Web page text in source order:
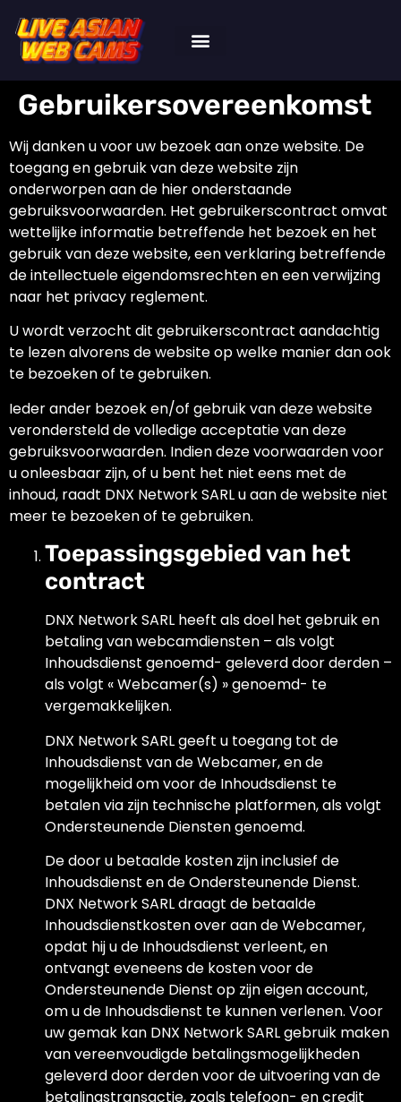
Gebruikersovereenkomst
Wij danken u voor uw bezoek aan onze website. De
toegang en gebruik van deze website zijn
onderworpen aan de hier onderstaande
gebruiksvoorwaarden. Het gebruikerscontract omvat
wettelijke informatie betreffende het bezoek en het
gebruik van deze website, een verklaring betreffende
de intellectuele eigendomsrechten en een verwijzing
naar het privacy reglement.
U wordt verzocht dit gebruikerscontract aandachtig
te lezen alvorens de website op welke manier dan ook
te bezoeken of te gebruiken.
Ieder ander bezoek en/of gebruik van deze website
verondersteld de volledige acceptatie van deze
gebruiksvoorwaarden. Indien deze voorwaarden voor
u onleesbaar zijn, of u bent het niet eens met de
inhoud, raadt DNX Network SARL u aan de website niet
meer te bezoeken of te gebruiken.
Toepassingsgebied van het
contract
DNX Network SARL heeft als doel het gebruik en
betaling van webcamdiensten – als volgt
Inhoudsdienst genoemd- geleverd door derden –
als volgt « Webcamer(s) » genoemd- te
vergemakkelijken.
DNX Network SARL geeft u toegang tot de
Inhoudsdienst van de Webcamer, en de
mogelijkheid om voor de Inhoudsdienst te
betalen via zijn technische platformen, als volgt
Ondersteunende Diensten genoemd.
De door u betaalde kosten zijn inclusief de
Inhoudsdienst en de Ondersteunende Dienst.
DNX Network SARL draagt de betaalde
Inhoudsdienstkosten over aan de Webcamer,
opdat hij u de Inhoudsdienst verleent, en
ontvangt eveneens de kosten voor de
Ondersteunende Dienst op zijn eigen account,
om u de Inhoudsdienst te kunnen verlenen. Voor
uw gemak kan DNX Network SARL gebruik maken
van vereenvoudigde betalingsmogelijkheden
geleverd door derden voor de uitvoering van de
betalingstransactie, zoals telefoon- en credit